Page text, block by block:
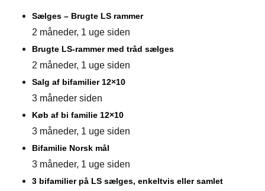
Sælges – Brugte LS rammer
2 måneder, 1 uge siden
Brugte LS-rammer med tråd sælges
2 måneder, 1 uge siden
Salg af bifamilier 12×10
3 måneder siden
Køb af bi familie 12×10
3 måneder, 1 uge siden
Bifamilie Norsk mål
3 måneder, 1 uge siden
3 bifamilier på LS sælges, enkeltvis eller samlet